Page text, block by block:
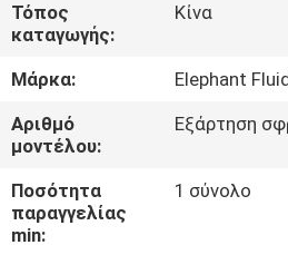
ΓΎΡΟΣ
ΕΡΓΟΣΤΑΣΊΩΝ
ΠΟΙΟΤΙΚΌΣ
ΈΛΕΓΧΟΣ
Τόπος
καταγωγής:
Κίνα
Μάρκα:
Elephant
Αριθμό
μοντέλου:
Εξάρτηση
Ποσότητα
παραγγελίας
min:
1 σύνολο